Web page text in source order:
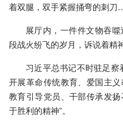
着双腿，双手紧握捅弯的刺
展厅内，一件件文物吞
段战火纷飞的岁月，诉说着精
习近平总书记不时驻足察
开展革命传统教育、爱国主
教育引导党员、干部传承发
于胜利的精神”。